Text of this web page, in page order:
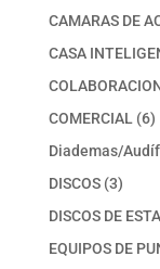
CAMARAS DE
CASA
COMERCIAL 66
Diademas/
DISCOS 33
DISCOS DE
EQUIPOS DE